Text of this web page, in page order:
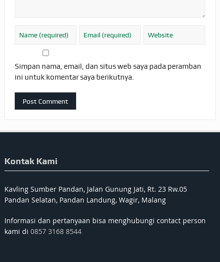
Simpan nama, email, dan situs web saya pada peramban
ini untuk komentar saya berikutnya.
Kontak Kami
Kavling Sumber Pandan, Jalan Gunung Jati, Rt. 23 Rw.05
Pandan Selatan, Pandan Landung, Wagir, Malang
Informasi dan pertanyaan bisa menghubungi contact person
kami di 0857 3168 8544